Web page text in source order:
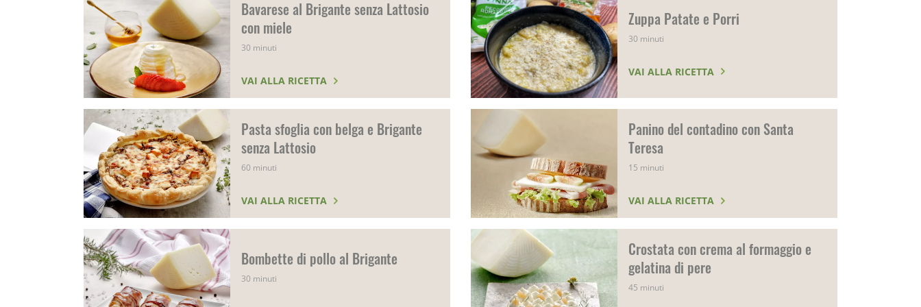
Bavarese al Brigante senza Lattosio
con miele
30 minuti
VAI ALLA RICETTA
Zuppa Patate e Porri
30 minuti
VAI ALLA RICETTA
Pasta sfoglia con belga e Brigante
senza Lattosio
60 minuti
VAI ALLA RICETTA
Panino del contadino con Santa
Teresa
15 minuti
VAI ALLA RICETTA
Bombette di pollo al Brigante
30 minuti
Crostata con crema al formaggio e
gelatina di pere
45 minuti